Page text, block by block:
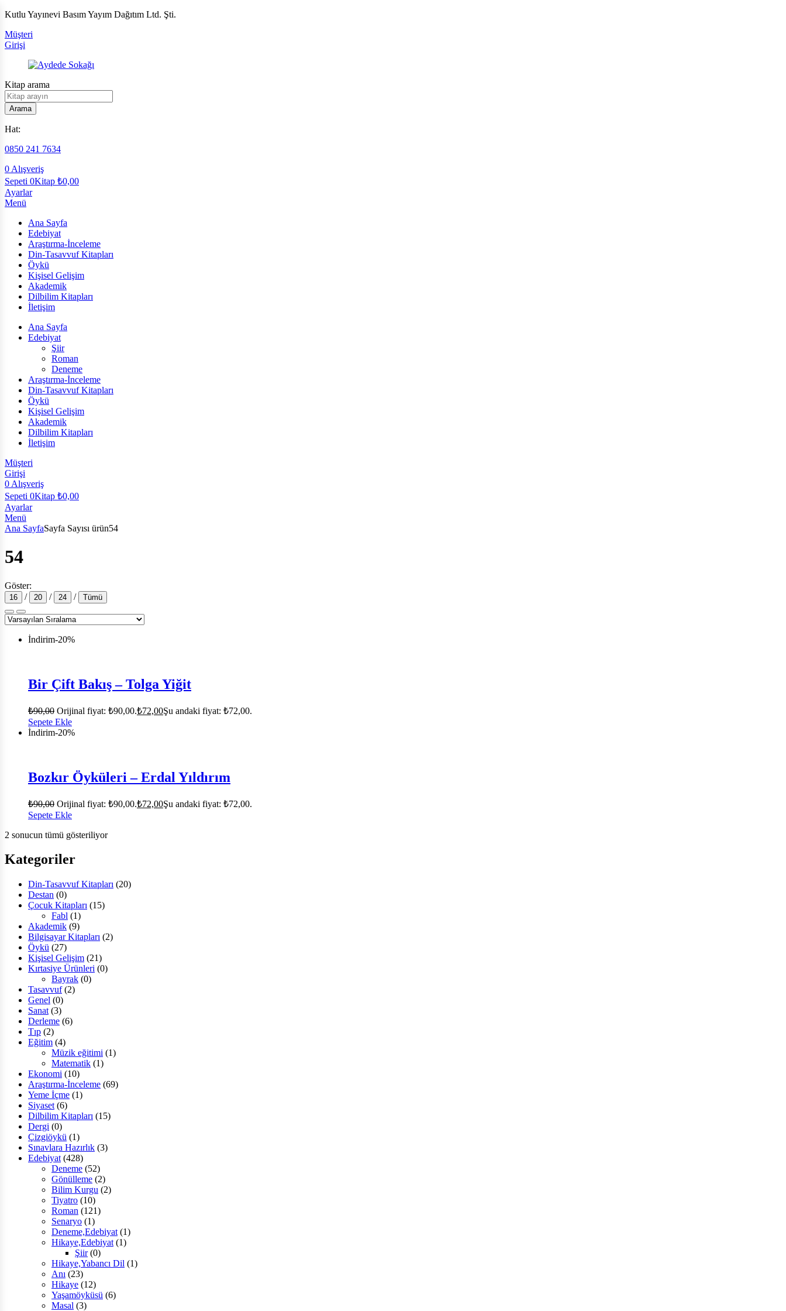
Kutlu Yayınevi Basım Yayım Dağıtım Ltd. Şti.
Müşteri
Girişi
Kitap arama
Arama
Hat:
0850 241 7634
0 Alışveriş
Sepeti 0Kitap ₺0,00
Ayarlar
Menü
Ana Sayfa
Edebiyat
Araştırma-İnceleme
Din-Tasavvuf Kitapları
Öykü
Kişisel Gelişim
Akademik
Dilbilim Kitapları
İletişim
Ana Sayfa
Edebiyat
Şiir
Roman
Deneme
Araştırma-İnceleme
Din-Tasavvuf Kitapları
Öykü
Kişisel Gelişim
Akademik
Dilbilim Kitapları
İletişim
Müşteri
Girişi
0 Alışveriş
Sepeti 0Kitap ₺0,00
Ayarlar
Menü
Ana SayfaSayfa Sayısı ürün54
54
Göster:
16 / 20 / 24 / Tümü
İndirim-20%
Bir Çift Bakış – Tolga Yiğit
₺90,00 Orijinal fiyat: ₺90,00.₺72,00Şu andaki fiyat: ₺72,00.
Sepete Ekle
İndirim-20%
Bozkır Öyküleri – Erdal Yıldırım
₺90,00 Orijinal fiyat: ₺90,00.₺72,00Şu andaki fiyat: ₺72,00.
Sepete Ekle
2 sonucun tümü gösteriliyor
Kategoriler
Din-Tasavvuf Kitapları (20)
Destan (0)
Çocuk Kitapları (15)
Fabl (1)
Akademik (9)
Bilgisayar Kitapları (2)
Öykü (27)
Kişisel Gelişim (21)
Kırtasiye Ürünleri (0)
Bayrak (0)
Tasavvuf (2)
Genel (0)
Sanat (3)
Derleme (6)
Tıp (2)
Eğitim (4)
Müzik eğitimi (1)
Matematik (1)
Ekonomi (10)
Araştırma-İnceleme (69)
Yeme İçme (1)
Siyaset (6)
Dilbilim Kitapları (15)
Dergi (0)
Çizgiöykü (1)
Sınavlara Hazırlık (3)
Edebiyat (428)
Deneme (52)
Gönülleme (2)
Bilim Kurgu (2)
Tiyatro (10)
Roman (121)
Senaryo (1)
Deneme,Edebiyat (1)
Hikaye,Edebiyat (1)
Şiir (0)
Hikaye,Yabancı Dil (1)
Anı (23)
Hikaye (12)
Yaşamöyküsü (6)
Masal (3)